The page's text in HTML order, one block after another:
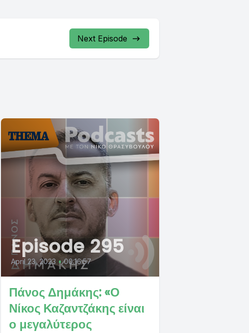
Next Episode
Episode 295
April 23, 2023 • 00:16:57
Πάνος Δημάκης: «Ο
Νίκος Καζαντζάκης είναι
ο μεγαλύτερος